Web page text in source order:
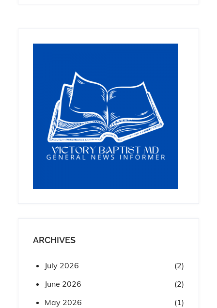
ARCHIVES
July 2026
(2)
June 2026
(2)
May 2026
(1)